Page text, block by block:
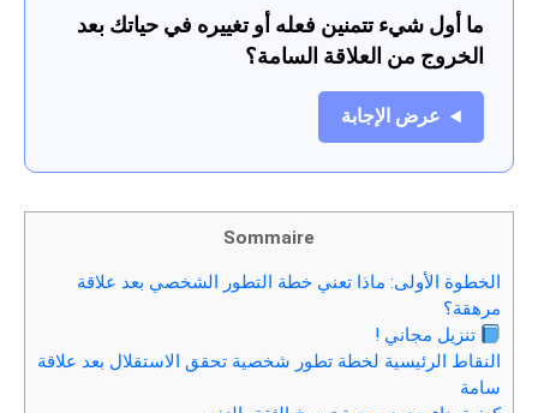
ما أول شيء تتمنين فعله أو تغييره في حياتك بعد
الخروج من العلاقة السامة؟
عرض الإجابة
Sommaire
الخطوة الأولى: ماذا تعني خطة التطور الشخصي بعد علاقة
مرهقة؟
تنزيل مجاني !
النقاط الرئيسية لخطة تطور شخصية تحقق الاستقلال بعد علاقة
سامة